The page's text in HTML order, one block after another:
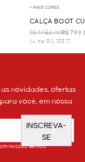
+ MAIS CORES
CALÇA BOOT
R$ 1.058,00R$
6x de R$ 133,17
novidades, ofertas
você, em nossa
INSCREVA-
SE
nossos termos.